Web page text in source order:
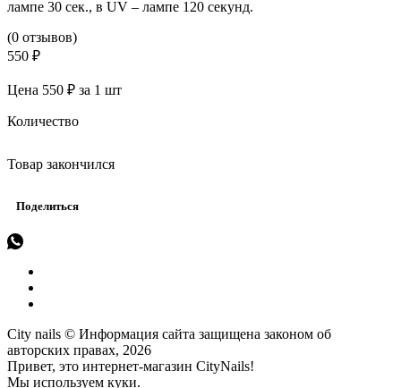
лампе 30 сек., в UV – лампе 120 секунд.
(0 отзывов)
550 ₽
Цена 550 ₽ за 1 шт
Количество
Товар закончился
Поделиться
City nails © Информация сайта защищена законом об
авторских правах, 2026
Привет, это интернет-магазин CityNails!
Мы используем куки.